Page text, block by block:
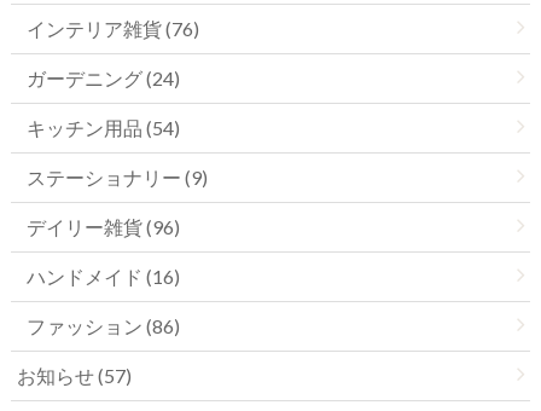
インテリア雑貨 (76)
ガーデニング (24)
キッチン用品 (54)
ステーショナリー (9)
デイリー雑貨 (96)
ハンドメイド (16)
ファッション (86)
お知らせ (57)